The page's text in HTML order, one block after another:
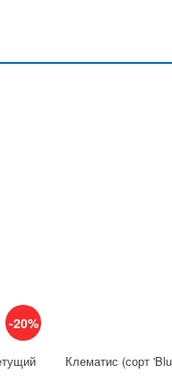
-20%
Клематис (сорт